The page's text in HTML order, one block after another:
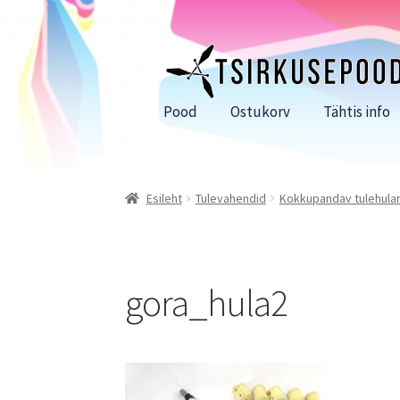
Liigu
navigeerimisele
Liigu
sisu
Pood Ostukorv Tähtis info
Esileht Tulevahendid Kokkupandav
gora_hula2